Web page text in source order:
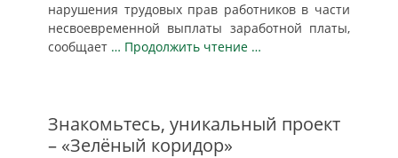
нарушения трудовых прав работников в части
несвоевременной выплаты заработной платы,
сообщает … Продолжить чтение …
Знакомьтесь, уникальный проект
– «Зелёный коридор»